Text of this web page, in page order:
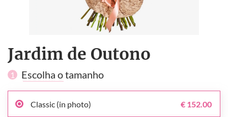
Jardim de Outono
1 Escolha o tamanho
Classic (in photo) € 152.00